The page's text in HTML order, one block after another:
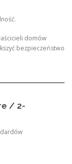
domów
bezpieczeństwo
/ 2-